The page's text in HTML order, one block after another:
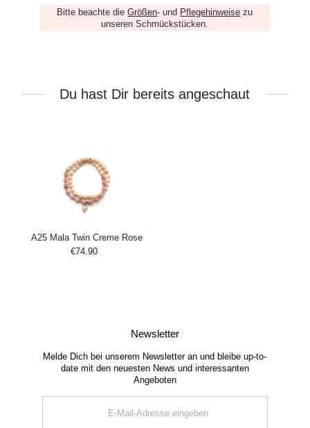
Bitte beachte dieGrößen- und Pflegehinweise zu
unseren Schmückstücken.
Du hast Dir bereits angeschaut
A25 Mala Twin Creme Rose
Regulärer
€74.90
Newsletter
Melde Dich bei unserem Newsletter an und bleibe up-to-
date mit den neuesten News und interessanten
Angeboten